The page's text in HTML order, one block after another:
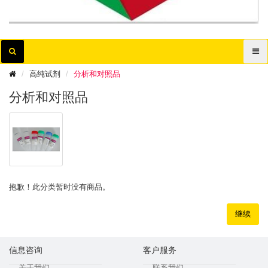
高纯试剂 分析和对照品
分析和对照品
抱歉！此分类暂时没有商品。
继续
信息咨询 客户服务